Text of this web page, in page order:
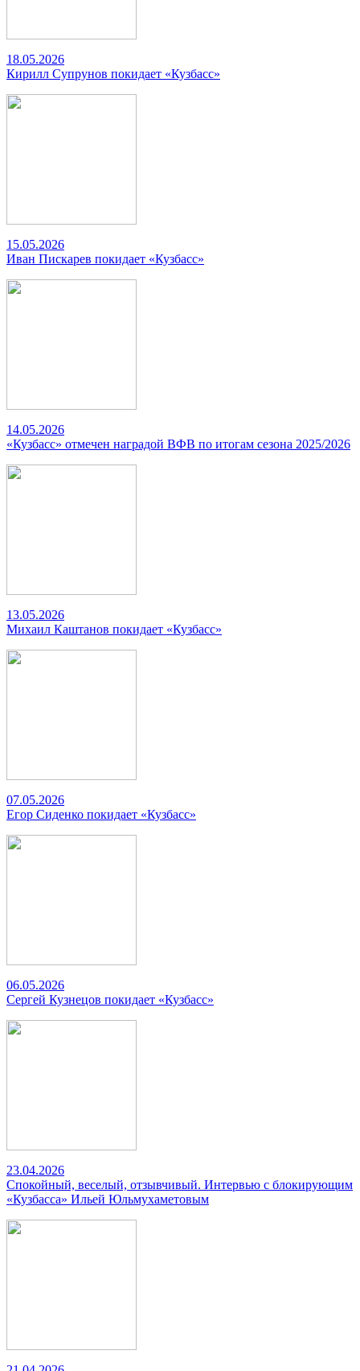
18.05.2026
Кирилл Супрунов покидает «Кузбасс»
15.05.2026
Иван Пискарев покидает «Кузбасс»
14.05.2026
«Кузбасс» отмечен наградой ВФВ по итогам сезона 2025/2026
13.05.2026
Михаил Каштанов покидает «Кузбасс»
07.05.2026
Егор Сиденко покидает «Кузбасс»
06.05.2026
Сергей Кузнецов покидает «Кузбасс»
23.04.2026
Спокойный, веселый, отзывчивый. Интервью с блокирующим
«Кузбасса» Ильей Юльмухаметовым